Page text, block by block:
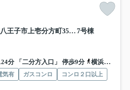
『八王子市新築戸建て』八王子市上壱分方町359-5【仲介手数料無料】 ２４－２期 7号棟
分 「二分方入口」 停歩9分
横浜線「八王子」駅 バス24分 「二分方入口」 停歩9分
気有 ガスコンロ
コンロ２口以上